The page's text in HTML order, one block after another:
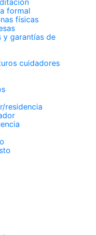
formal
físicas
y garantías de
cuidadores
residencia